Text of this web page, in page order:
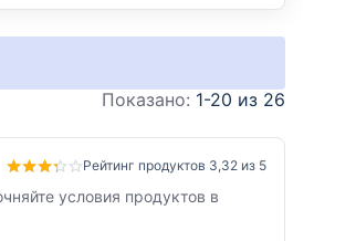
Показано: 1-20 из 26
Рейтинг продуктов 3,32 из 5
условия продуктов в